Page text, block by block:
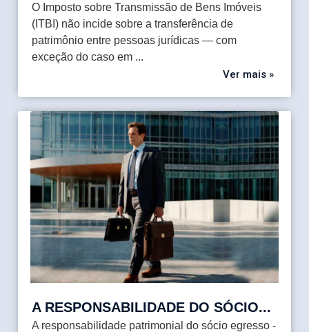
O Imposto sobre Transmissão de Bens Imóveis
(ITBI) não incide sobre a transferência de
patrimônio entre pessoas jurídicas — com
exceção do caso em ...
Ver mais »
A RESPONSABILIDADE DO SÓCIO...
A responsabilidade patrimonial do sócio egresso -